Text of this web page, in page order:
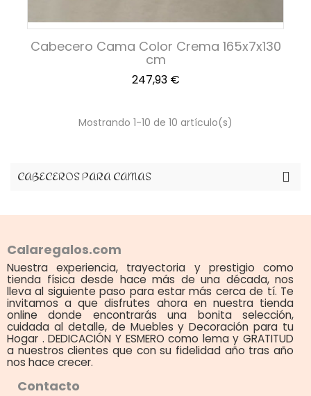
Cabecero Cama Color Crema 165x7x130
cm
Precio
247,93 €
Mostrando 1-10 de 10 artículo(s)
CABECEROS PARA CAMAS
Calaregalos.com
Nuestra experiencia, trayectoria y prestigio como
tienda física desde hace más de una década, nos
lleva al siguiente paso para estar más cerca de tí. Te
invitamos a que disfrutes ahora en nuestra tienda
online donde encontrarás una bonita selección,
cuidada al detalle, de Muebles y Decoración para tu
Hogar . DEDICACIÓN Y ESMERO como lema y GRATITUD
a nuestros clientes que con su fidelidad año tras año
nos hace crecer.
Contacto